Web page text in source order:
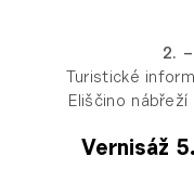
2.
Turistické
Eliščino
Vernisáž